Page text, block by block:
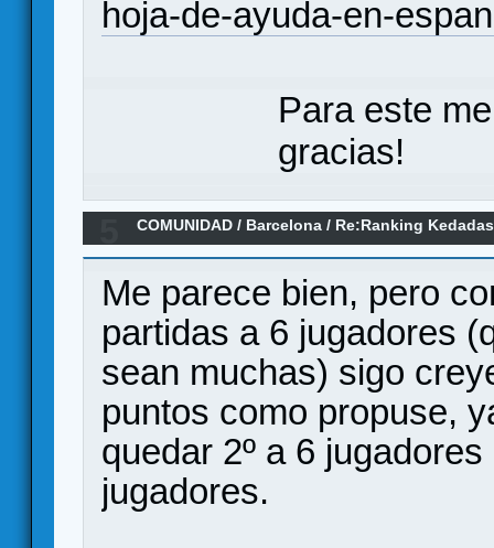
hoja-de-ayuda-en-
Para este
gracias!
COMUNIDAD / Barcelona / Re:Ranking
Me parece bien, pero
partidas a 6 jugadores
sean muchas) sigo
puntos como propuse,
quedar 2º a 6
jugadores.